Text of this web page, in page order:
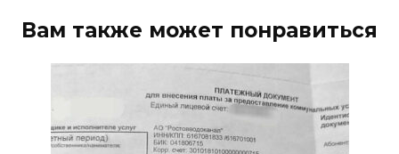
Вам также может понравиться